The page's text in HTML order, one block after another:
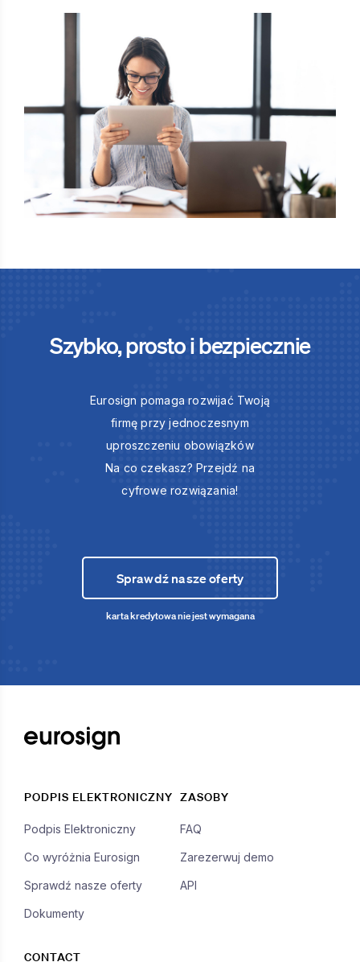
Szybko, prosto i bezpiecznie
Eurosign pomaga rozwijać Twoją
firmę przy jednoczesnym
uproszczeniu obowiązków
Na co czekasz? Przejdź na
cyfrowe rozwiązania!
Sprawdź nasze oferty
karta kredytowa nie jest wymagana
PODPIS ELEKTRONICZNY
Podpis Elektroniczny
Co wyróżnia Eurosign
Sprawdź nasze oferty
Dokumenty
ZASOBY
FAQ
Zarezerwuj demo
API
CONTACT